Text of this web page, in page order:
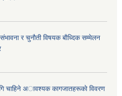
र चुनाैती विषयक बाैध्दिक सम्मेलन
चाहिने अावश्यक कागजातहरूकाे विवरण